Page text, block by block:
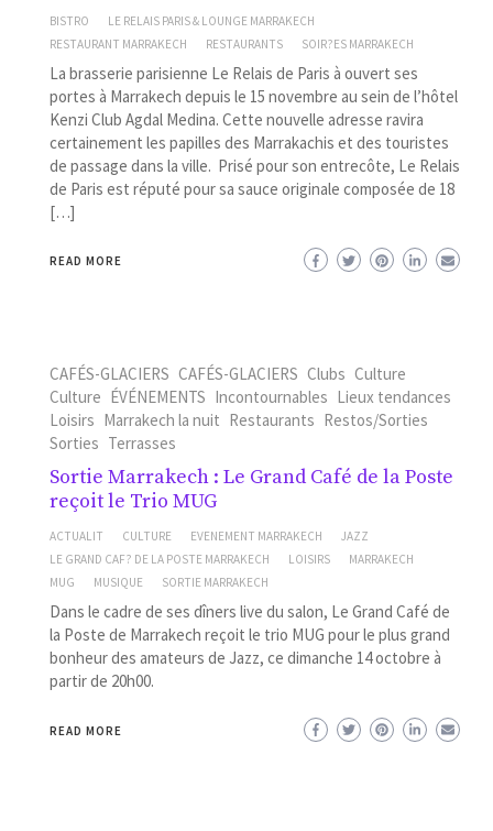
BISTRO
LE RELAIS PARIS & LOUNGE MARRAKECH
RESTAURANT MARRAKECH
RESTAURANTS SOIR?ES MARRAKECH
La brasserie parisienne Le Relais de Paris à ouvert ses
portes à Marrakech depuis le 15 novembre au sein de l’hôtel
Kenzi Club Agdal Medina. Cette nouvelle adresse ravira
certainement les papilles des Marrakachis et des touristes
de passage dans la ville. Prisé pour son entrecôte, Le Relais
de Paris est réputé pour sa sauce originale composée de 18
[…]
READ MORE
CAFÉS-GLACIERS CAFÉS-GLACIERS Clubs Culture
Culture ÉVÉNEMENTS Incontournables Lieux tendances
Loisirs Marrakech la nuit Restaurants Restos/Sorties
Sorties Terrasses
Sortie Marrakech : Le Grand Café de la Poste
reçoit le Trio MUG
ACTUALIT CULTURE EVENEMENT MARRAKECH
JAZZ
LE GRAND CAF? DE LA POSTE MARRAKECH
LOISIRS
MARRAKECH
MUG
MUSIQUE SORTIE MARRAKECH
Dans le cadre de ses dîners live du salon, Le Grand Café de
la Poste de Marrakech reçoit le trio MUG pour le plus grand
bonheur des amateurs de Jazz, ce dimanche 14 octobre à
partir de 20h00.
READ MORE